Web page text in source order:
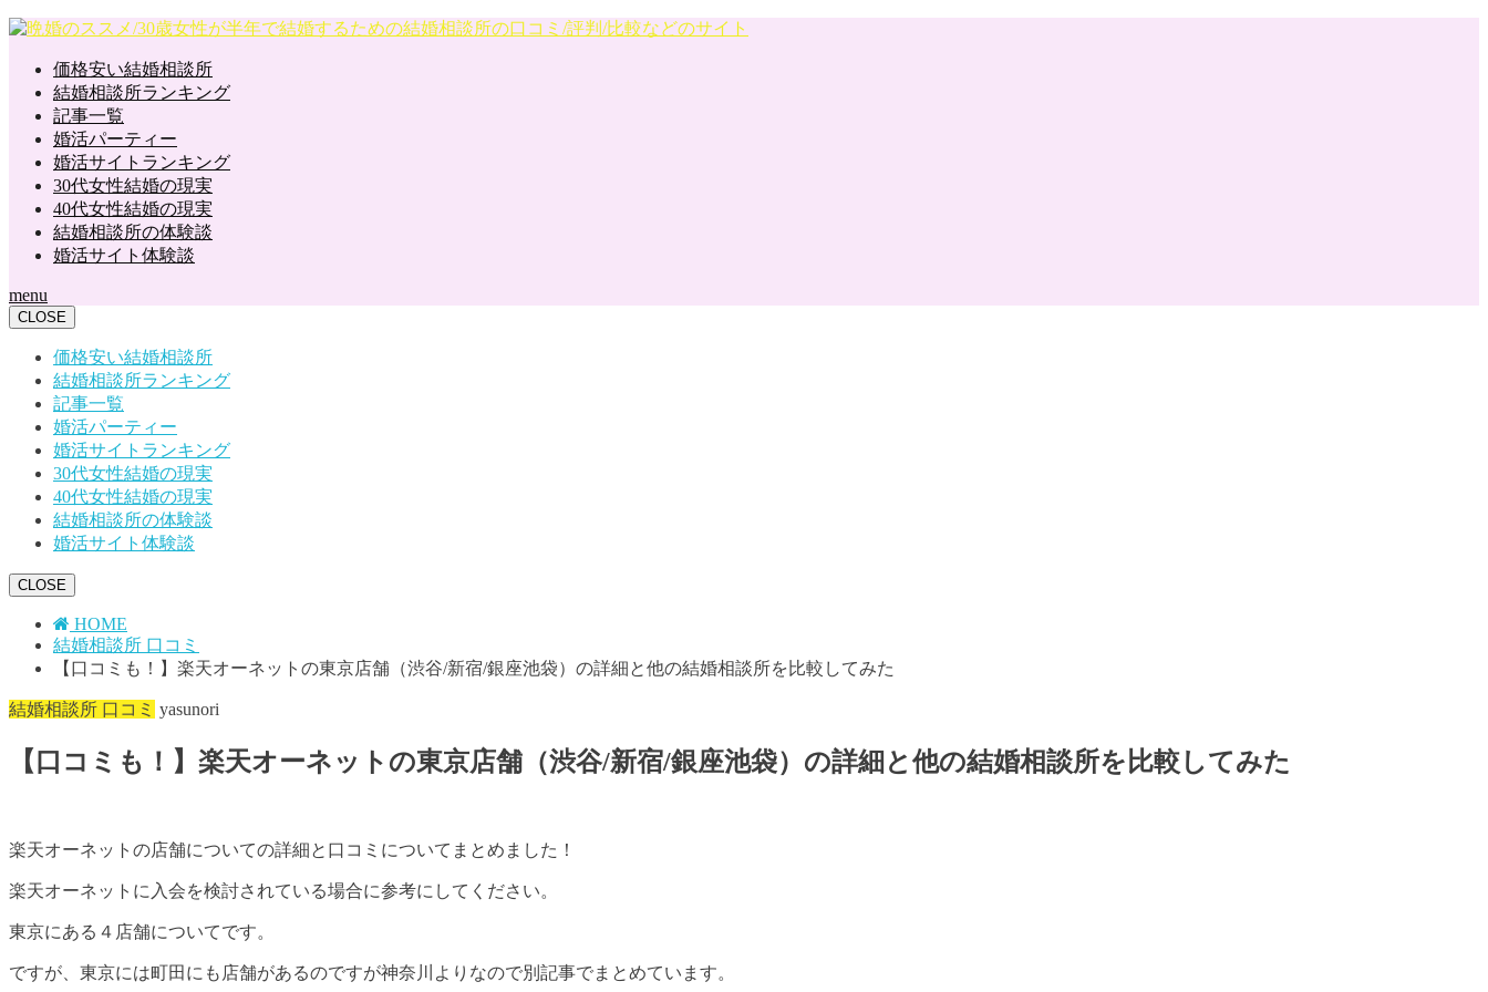
価格安い結婚相談所
結婚相談所ランキング
記事一覧
婚活パーティー
婚活サイトランキング
30代女性結婚の現実
40代女性結婚の現実
結婚相談所の体験談
婚活サイト体験談
menu
CLOSE
価格安い結婚相談所
結婚相談所ランキング
記事一覧
婚活パーティー
婚活サイトランキング
30代女性結婚の現実
40代女性結婚の現実
結婚相談所の体験談
婚活サイト体験談
CLOSE
HOME
結婚相談所 口コミ
【口コミも！】楽天オーネットの東京店舗（渋谷/新宿/銀座池袋）の詳細と他の結婚相談所を比較してみた
結婚相談所 口コミ yasunori
【口コミも！】楽天オーネットの東京店舗（渋谷/新宿/銀座池袋）の詳細と他の結婚相談所を比較してみた
楽天オーネットの店舗についての詳細と口コミについてまとめました！
楽天オーネットに入会を検討されている場合に参考にしてください。
東京にある４店舗についてです。
ですが、東京には町田にも店舗があるのですが神奈川よりなので別記事でまとめています。